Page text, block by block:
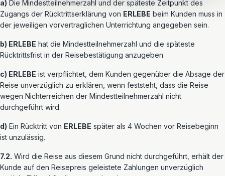
a) Die Mindestteilnehmerzahl und der späteste Zeitpunkt des
Zugangs der Rücktrittserklärung von ERLEBE beim Kunden muss in
der jeweiligen vorvertraglichen Unterrichtung angegeben sein.
b) ERLEBE hat die Mindestteilnehmerzahl und die späteste
Rücktrittsfrist in der Reisebestätigung anzugeben.
c) ERLEBE ist verpflichtet, dem Kunden gegenüber die Absage der
Reise unverzüglich zu erklären, wenn feststeht, dass die Reise
wegen Nichterreichen der Mindestteilnehmerzahl nicht
durchgeführt wird.
d) Ein Rücktritt von ERLEBE später als 4 Wochen vor Reisebeginn
ist unzulässig.
7.2. Wird die Reise aus diesem Grund nicht durchgeführt, erhält der
Kunde auf den Reisepreis geleistete Zahlungen unverzüglich